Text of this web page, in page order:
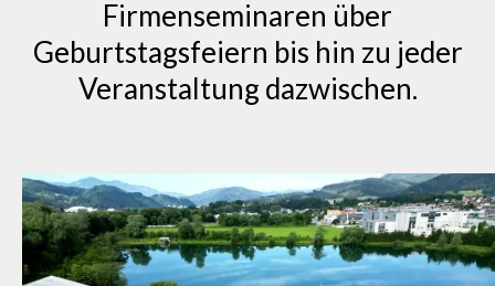
Firmenseminaren über
Geburtstagsfeiern bis hin zu jeder
Veranstaltung dazwischen.